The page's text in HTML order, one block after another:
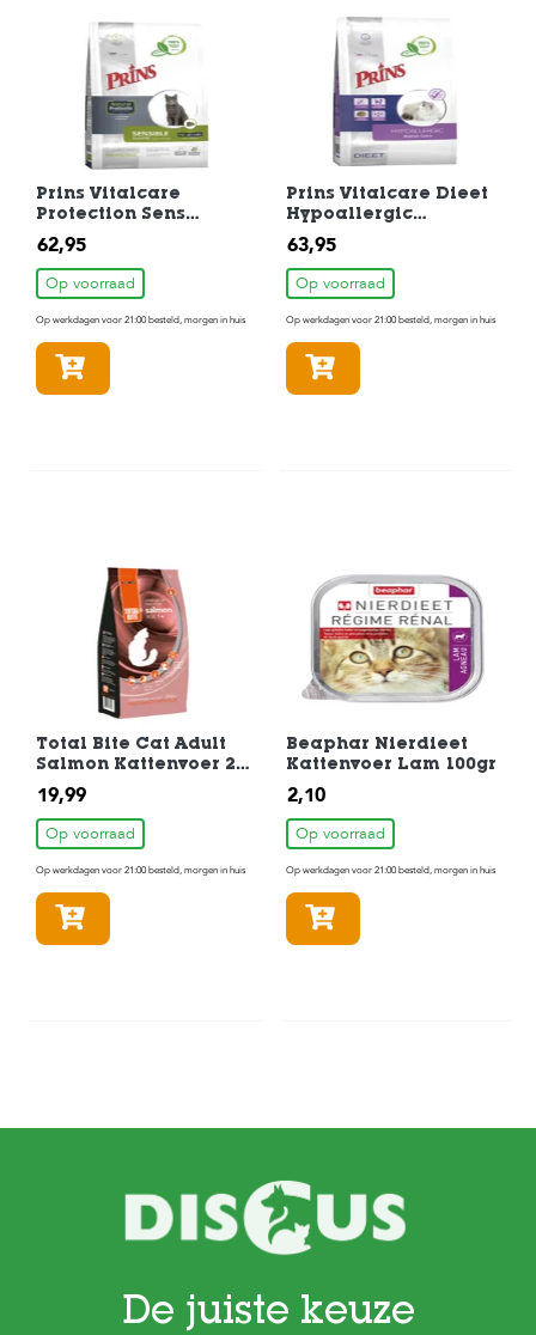
Prins Vitalcare
Protection Sens
Grainfree
hypoallergic
Kattenvoer 5 kg
62,95
Op voorraad
Op werkdagen voor 21:00 besteld, morgen in huis
Prins Vitalcare Dieet
Hypoallergic
Moderate Cal
Kattenvoer 5 kg
63,95
Op voorraad
Op werkdagen voor 21:00 besteld, morgen in huis
Total Bite Cat Adult
Salmon Kattenvoer 2
kg
19,99
Op voorraad
Op werkdagen voor 21:00 besteld, morgen in huis
Beaphar Nierdieet
Kattenvoer Lam 100gr
2,10
Op voorraad
Op werkdagen voor 21:00 besteld, morgen in huis
De juiste keuze